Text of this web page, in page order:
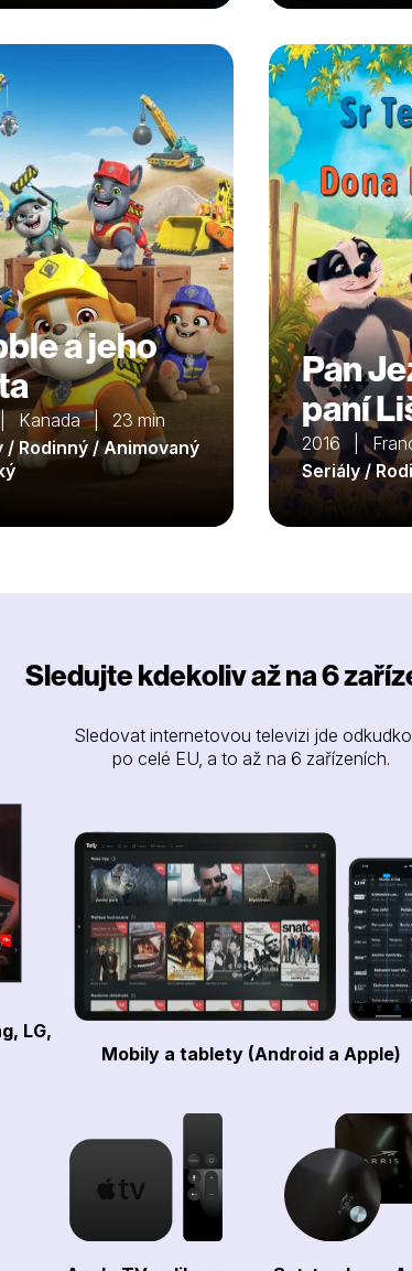
a jeho
Kanada | 23 min
/ Rodinný / Animovaný
Pan
paní
2016 |
Seriály /
Sledujte kdekoliv až na 6
Sledovat internetovou televizi jde
po celé EU, a to až na 6 zařízeních.
LG,
Mobily a tablety (Android a Apple)